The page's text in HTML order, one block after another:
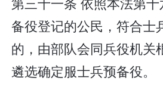
备役登记的公民，符合士
的，由部队会同兵役机关
遴选确定服士兵预备役。